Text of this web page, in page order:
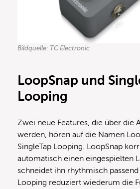
Bildquelle: TC Electronic
LoopSnap und
Looping
Zwei neue Features, die über die
werden, hören auf die Namen
SingleTap Looping. LoopSnap
automatisch einen eingespielten
schneidet ihn rhythmisch passend
Looping reduziert wiederum die